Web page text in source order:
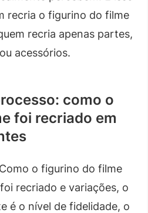
recria o figurino do filme
recria apenas partes,
acessórios.
como o
foi recriado em
o figurino do filme
recriado e variações, o
é o nível de fidelidade, o